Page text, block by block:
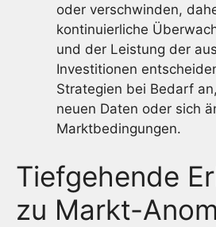
oder verschwinden,
kontinuierliche
und der Leistung der
Investitionen
Strategien bei Bedarf
neuen Daten oder sich
Marktbedingungen.
Tiefgehende
zu Markt-